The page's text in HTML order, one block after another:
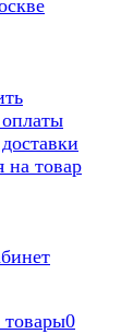
на товар
0